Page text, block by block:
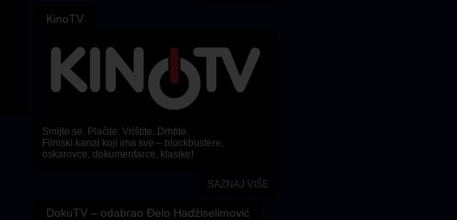
KinoTV
Smijte se. Plačite. Vrištite. Drhtite.
Filmski kanal koji ima sve – blockbustere,
oskarovce, dokumentarce, klasike!
SAZNAJ VIŠE
DokuTV – odabrao Đelo Hadžiselimović